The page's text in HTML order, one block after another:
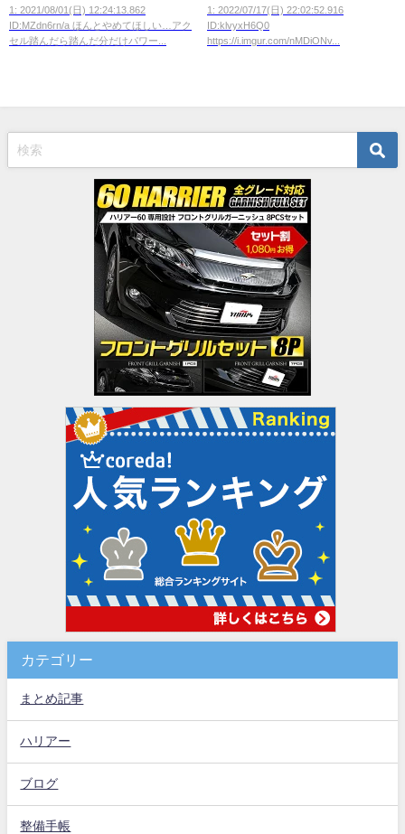
悪魔の仕様
wwwwwwwwwwwww
1: 2021/08/01(日) 12:24:13.862
ID:MZdn6rn/a ほんとやめてほしい…アク
セル踏んだら踏んだ分だけパワー...
1: 2022/07/17(日) 22:02:52.916
ID:klvyxH6Q0
https://i.imgur.com/nMDiONv...
カテゴリー
まとめ記事
ハリアー
ブログ
整備手帳